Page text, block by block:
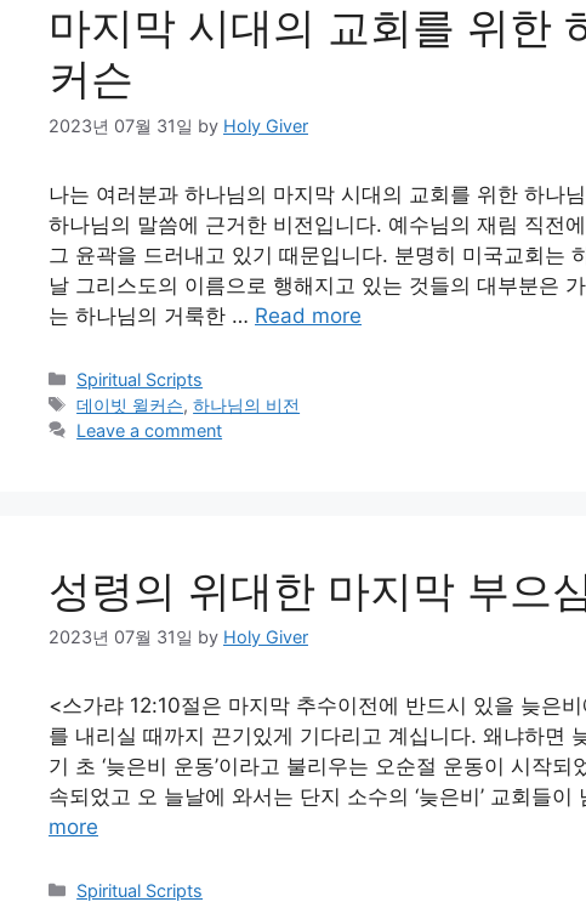
마지막 시대의 교회를 위한
커슨
2023년 07월 31일 by Holy Giver
나는 여러분과 하나님의 마지막 시대의 교회를 위한 하나
하나님의 말씀에 근거한 비전입니다. 예수님의 재림 직전
그 윤곽을 드러내고 있기 때문입니다. 분명히 미국교회는
날 그리스도의 이름으로 행해지고 있는 것들의 대부분은
는 하나님의 거룩한 … Read more
Categories
Spiritual Scripts
Tags
데이빗 윌커슨,하나님의 비전
Leave a comment
성령의 위대한 마지막 부으
2023년 07월 31일 by Holy Giver
<스가랴 12:10절은 마지막 추수이전에 반드시 있을 늦
를 내리실 때까지 끈기있게 기다리고 계십니다. 왜냐하면
기 초 ‘늦은비 운동’이라고 불리우는 오순절 운동이 시작
속되었고 오 늘날에 와서는 단지 소수의 ‘늦은비’ 교회들
more
Categories
Spiritual Scripts